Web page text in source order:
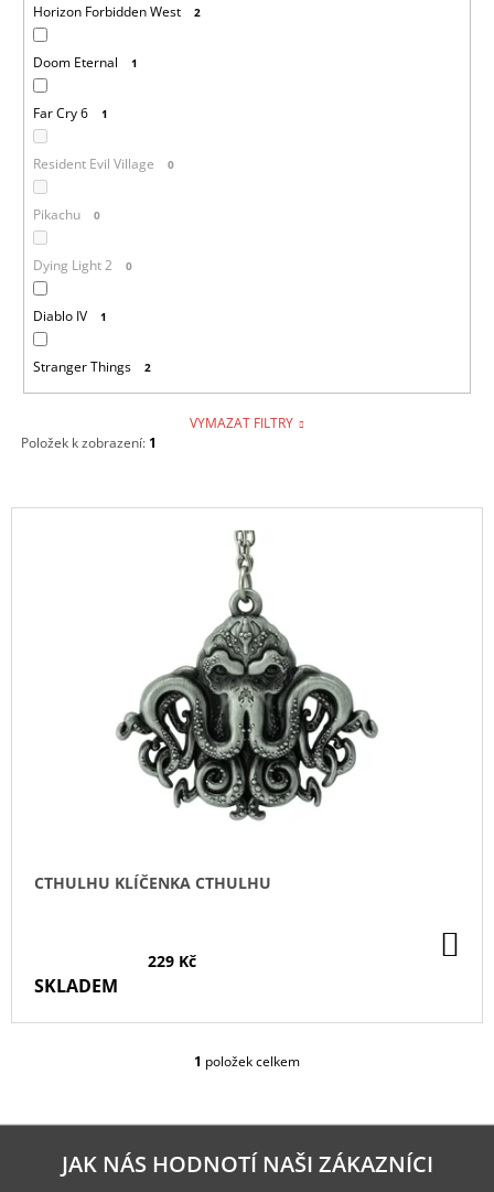
Horizon Forbidden West 2
Doom Eternal 1
Far Cry 6 1
Resident Evil Village 0
Pikachu 0
Dying Light 2 0
Diablo IV 1
Stranger Things 2
VYMAZAT FILTRY
Položek k zobrazení: 1
V
CTHULHU KLÍČENKA CTHULHU
229 Kč
SKLADEM
O
Á
D
A
1 položek celkem
JAK NÁS HODNOTÍ NAŠI ZÁKAZNÍCI